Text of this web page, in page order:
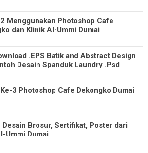
2 Menggunakan Photoshop Cafe
dan Klinik Al-Ummi Dumai
.EPS Batik and Abstract Design
Desain Spanduk Laundry .Psd
3 Photoshop Cafe Dekongko Dumai
Desain Brosur, Sertifikat, Poster dari
Ummi Dumai